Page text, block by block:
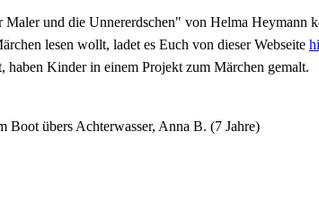
und die Unnererdschen" von Helma Heymann
lesen wollt, ladet es Euch von dieser Webseite
haben Kinder in einem Projekt zum Märchen gemalt.
Boot übers Achterwasser, Anna B. (7 Jahre)